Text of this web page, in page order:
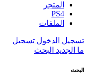
المتجر
PS4
الملفات
تسجيل الدخول تسجيل
ما الجديد البحث
البحث